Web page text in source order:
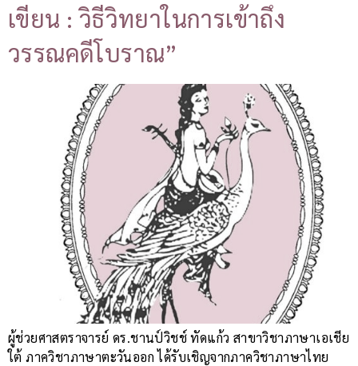
เขียน : วิธีวิทยาในการเข้าถึง
วรรณคดีโบราณ”
ผู้ช่วยศาสตราจารย์ ดร.ชานป์วิชช์ ทัดแก้ว สาขาวิชาภาษาเอเชีย
ใต้ ภาควิชาภาษาตะวันออก ได้รับเชิญจากภาควิชาภาษาไทย